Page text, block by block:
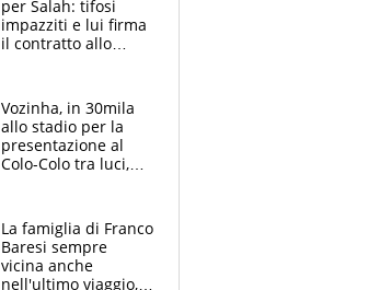
per Salah: tifosi
impazziti e lui firma
il contratto allo
Vozinha, in 30mila
allo stadio per la
presentazione al
Colo-Colo tra luci,
La famiglia di Franco
Baresi sempre
vicina anche
nell'ultimo viaggio,